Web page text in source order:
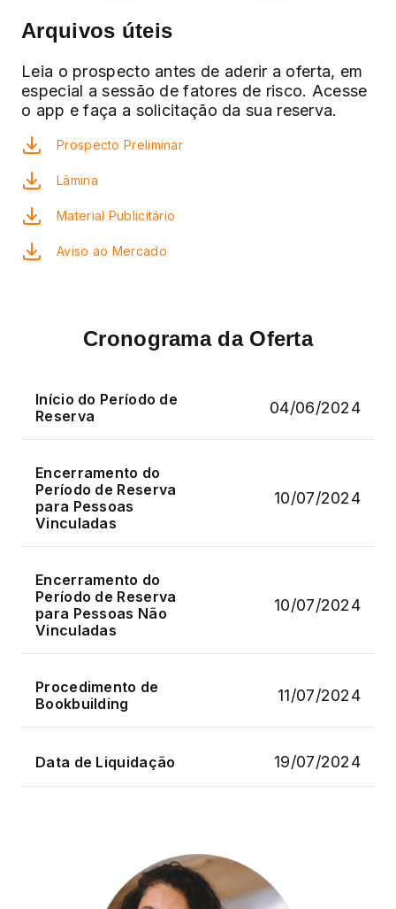
Arquivos úteis
Leia o prospecto antes de aderir a oferta, em
especial a sessão de fatores de risco. Acesse
o app e faça a solicitação da sua reserva.
Prospecto Preliminar
Lâmina
Material Publicitário
Aviso ao Mercado
Cronograma da Oferta
Início do Período de
Reserva
04/06/2024
Encerramento do
Período de Reserva
para Pessoas
Vinculadas
10/07/2024
Encerramento do
Período de Reserva
para Pessoas Não
Vinculadas
10/07/2024
Procedimento de
Bookbuilding
11/07/2024
Data de Liquidação 19/07/2024